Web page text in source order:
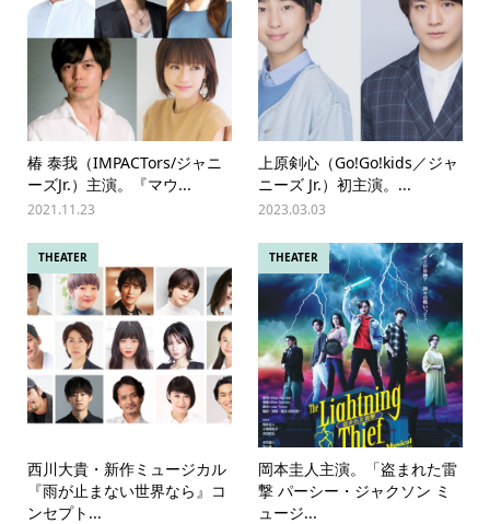
椿 泰我（IMPACTors/ジャニ
ーズJr.）主演。『マウ...
2021.11.23
上原剣心（Go!Go!kids／ジャ
ニーズ Jr.）初主演。...
2023.03.03
THEATER
西川大貴・新作ミュージカル
『雨が止まない世界なら』コ
ンセプト...
THEATER
岡本圭人主演。「盗まれた雷
撃 パーシー・ジャクソン ミ
ュージ...